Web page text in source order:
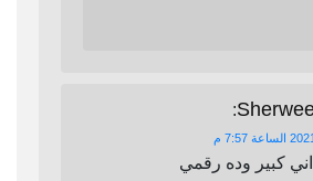
:
كبير وده رقمي